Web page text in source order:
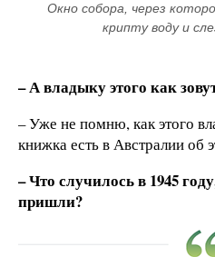
Окно собора, через
крипту воду и
– А владыку этого как
– Уже не помню, как этого
книжка есть в Австралии об
– Что случилось в 1945
пришли?